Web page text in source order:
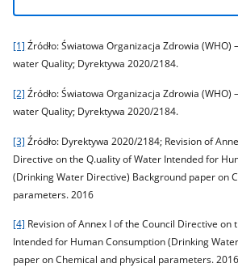
[1] Źródło: Światowa Organizacja Zdrowia
water Quality; Dyrektywa 2020/2184.
[2] Źródło: Światowa Organizacja Zdrowia
water Quality; Dyrektywa2020/2184.
[3] Źródło: Dyrektywa 2020/2184; Revision of
Directive on the Q.uaIity of Water Intended for
(Drinking Water Directive) Background paper on
parameters. 2016
[4] Revision of Annex I of the Council Directive on
Intended for Human Consumption (Drinking
paper on Chemical and physical parameters.